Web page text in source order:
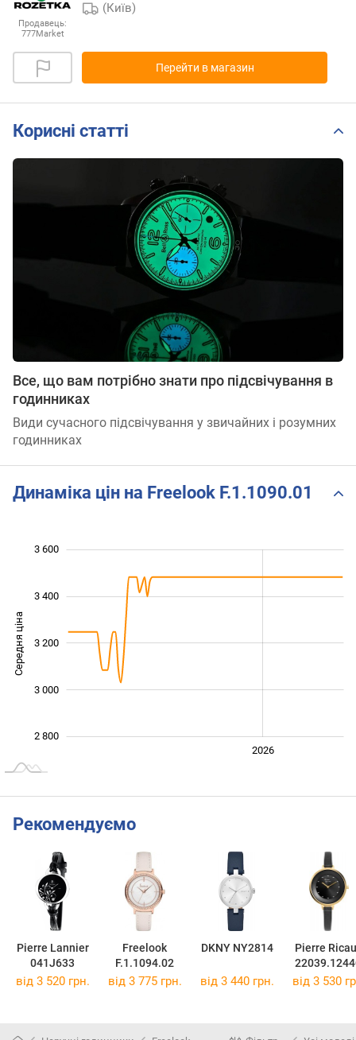
Продавець:
777Market
(Київ)
Перейти в магазин
Корисні статті
Все, що вам потрібно знати про підсвічування в
годинниках
Види сучасного підсвічування у звичайних і розумних
годинниках
Динаміка цін на Freelook F.1.1090.01
Середня ціна 2 800
2 800
3 000
3 200
3 400
3 600
2026
Рекомендуємо
Pierre Lannier
041J633
Freelook
F.1.1094.02
DKNY NY2814
Pierre
від 3 520 грн. від 3 775 грн. від 3 440 грн. від 3 530